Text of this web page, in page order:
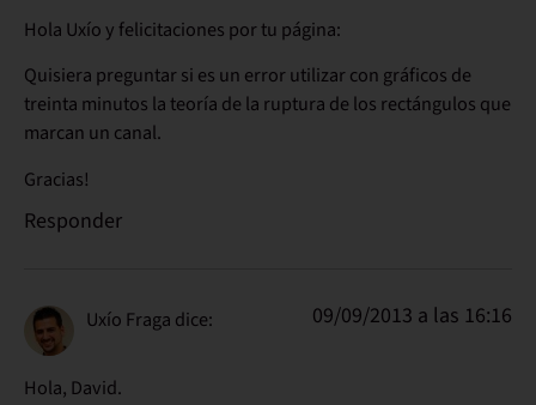
Hola Uxío y felicitaciones por tu página:
Quisiera preguntar si es un error utilizar con gráficos de
treinta minutos la teoría de la ruptura de los rectángulos que
marcan un canal.
Gracias!
Responder
Uxío Fraga dice: 09/09/2013 a las 16:16
Hola, David.